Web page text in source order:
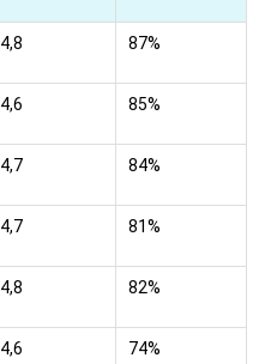
4,8 87%
4,6 85%
4,7 84%
4,7 81%
4,8 82%
4,6 74%